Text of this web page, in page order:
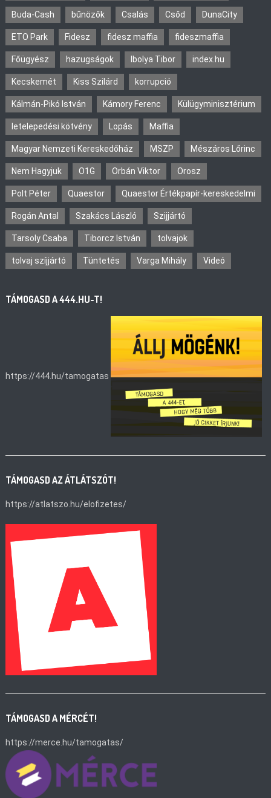
Buda-Cash bűnözők Csalás Csőd DunaCity
ETO Park Fidesz fidesz maffia fideszmaffia
Főügyész hazugságok Ibolya Tibor index.hu
Kecskemét Kiss Szilárd korrupció
Kálmán-Pikó István Kámory Ferenc Külügyminisztérium
letelepedési kötvény Lopás Maffia
Magyar Nemzeti Kereskedőház MSZP Mészáros Lőrinc
Nem Hagyjuk O1G Orbán Viktor Orosz
Polt Péter Quaestor Quaestor Értékpapír-kereskedelmi
Rogán Antal Szakács László Szijjártó
Tarsoly Csaba Tiborcz István tolvajok
tolvaj szíjjártó Tüntetés Varga Mihály Videó
TÁMOGASD A 444.HU-T!
https://444.hu/tamogatas
TÁMOGASD AZ ÁTLÁTSZÓT!
https://atlatszo.hu/elofizetes/
TÁMOGASD A MÉRCÉT!
https://merce.hu/tamogatas/